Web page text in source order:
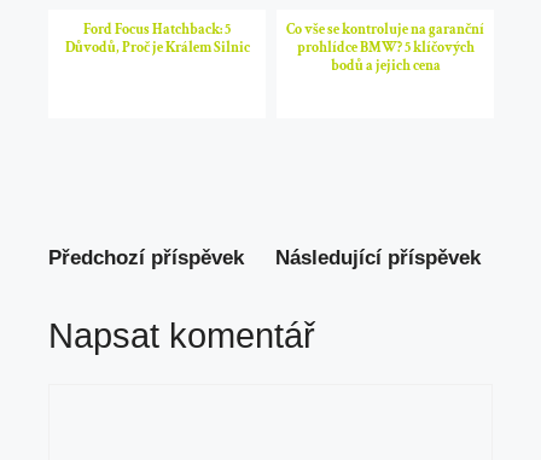
Ford Focus Hatchback: 5
Důvodů, Proč je Králem Silnic
Co vše se kontroluje na garanční
prohlídce BMW? 5 klíčových
bodů a jejich cena
Předchozí příspěvek Následující příspěvek
Napsat komentář